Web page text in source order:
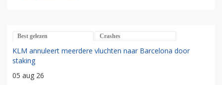
Best gelezen Crashes
KLM annuleert meerdere vluchten naar Barcelona door
staking
05 aug 26